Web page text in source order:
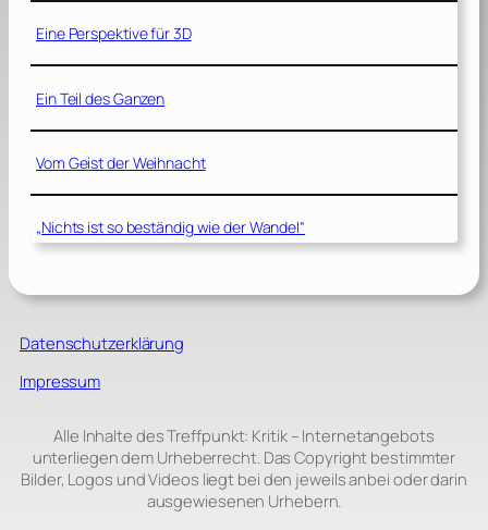
Eine Perspektive für 3D
Ein Teil des Ganzen
Vom Geist der Weihnacht
„Nichts ist so beständig wie der Wandel“
Datenschutzerklärung
Impressum
Alle Inhalte des Treffpunkt: Kritik – Internetangebots
unterliegen dem Urheberrecht. Das Copyright bestimmter
Bilder, Logos und Videos liegt bei den jeweils anbei oder darin
ausgewiesenen Urhebern.